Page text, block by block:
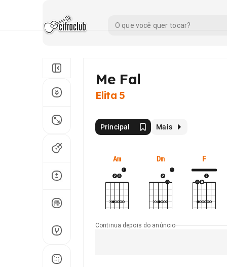
Me Fal
Elita 5
Principal Mais
Am Dm F
Continua depois do anúncio